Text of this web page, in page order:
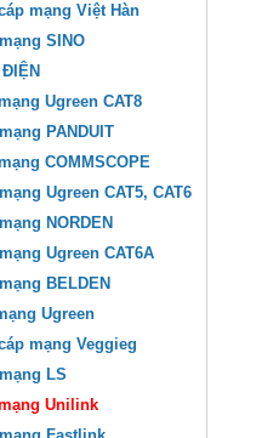
mạng Việt Hàn
SINO
Ugreen CAT8
PANDUIT
COMMSCOPE
Ugreen CAT5, CAT6
NORDEN
Ugreen CAT6A
BELDEN
Ugreen
mạng Veggieg
LS
Unilink